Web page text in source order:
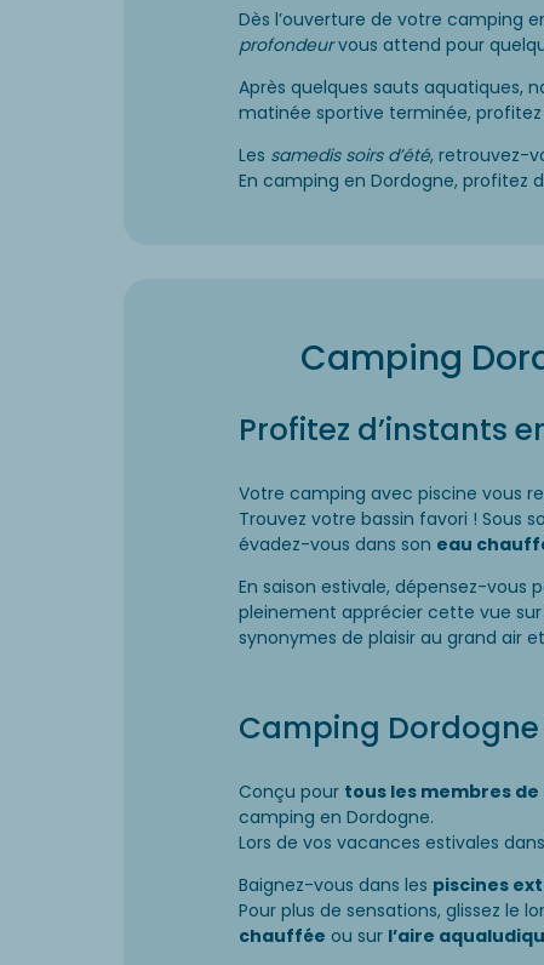
Dès l’ouverture de votre camping
profondeurvous attend pour
Après quelques sauts aquatiques,
matinée sportive terminée, profitez
Les samedis soirs d’été, retrouvez-
En camping en Dordogne, profitez
Camping
Profitez d’instants
Votre camping avec piscine vous
Trouvez votre bassin favori ! Sous
évadez-vous dans son eau
En saison estivale, dépensez-vous
pleinement apprécier cette vue sur
synonymes de plaisir au grand air
Camping
Conçu pour tous les membres
camping en Dordogne.
Lors de vos vacances estivales
Baignez-vous dans les piscines
Pour plus de sensations, glissez le
chauffée ou sur l’aire